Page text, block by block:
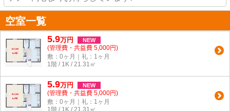
空室一覧
5.9万円 NEW
(管理費・共益費 5,000円)
敷：0ヶ月｜礼：1ヶ月
1階 / 1K / 21.31㎡
5.9万円 NEW
(管理費・共益費 5,000円)
敷：0ヶ月｜礼：1ヶ月